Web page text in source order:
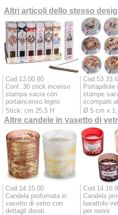
Altri articoli dello stesso
Cod.13.00.80
Conf. 30 stick incenso
stampa sacra con
portaincenso legno
Stick: cm 25,5 H
Portapillole
stampe
scomparti
Ø 5 cm x
Altre candele in vasetto di
Cod.14.15.00
Candela profumata in
vasetto di vetro con
dettagli dorati
Candela
barattolo
per nonni